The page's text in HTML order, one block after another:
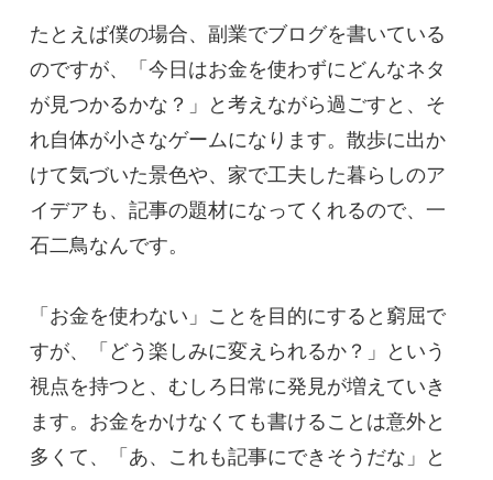
たとえば僕の場合、副業でブログを書いている
のですが、「今日はお金を使わずにどんなネタ
が見つかるかな？」と考えながら過ごすと、そ
れ自体が小さなゲームになります。散歩に出か
けて気づいた景色や、家で工夫した暮らしのア
イデアも、記事の題材になってくれるので、一
石二鳥なんです。
「お金を使わない」ことを目的にすると窮屈で
すが、「どう楽しみに変えられるか？」という
視点を持つと、むしろ日常に発見が増えていき
ます。お金をかけなくても書けることは意外と
多くて、「あ、これも記事にできそうだな」と